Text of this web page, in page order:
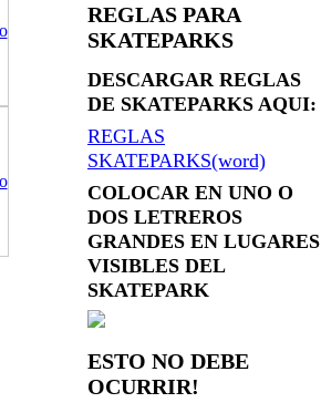
REGLAS PARA
SKATEPARKS
DESCARGAR REGLAS
DE SKATEPARKS AQUI:
REGLAS
SKATEPARKS(word)
COLOCAR EN UNO O
DOS LETREROS
GRANDES EN LUGARES
VISIBLES DEL
SKATEPARK
ESTO NO DEBE
OCURRIR!